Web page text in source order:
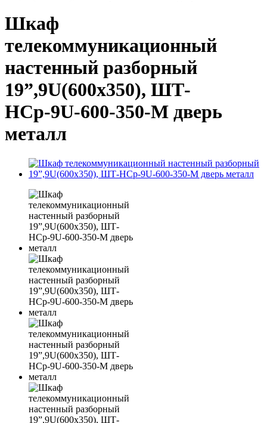
Шкаф
телекоммуникационный
настенный разборный
19”,9U(600x350), ШТ-
НСр-9U-600-350-М дверь
металл